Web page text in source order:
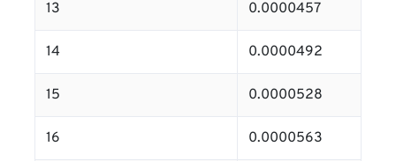
13 0.0000457
14 0.0000492
15 0.0000528
16 0.0000563